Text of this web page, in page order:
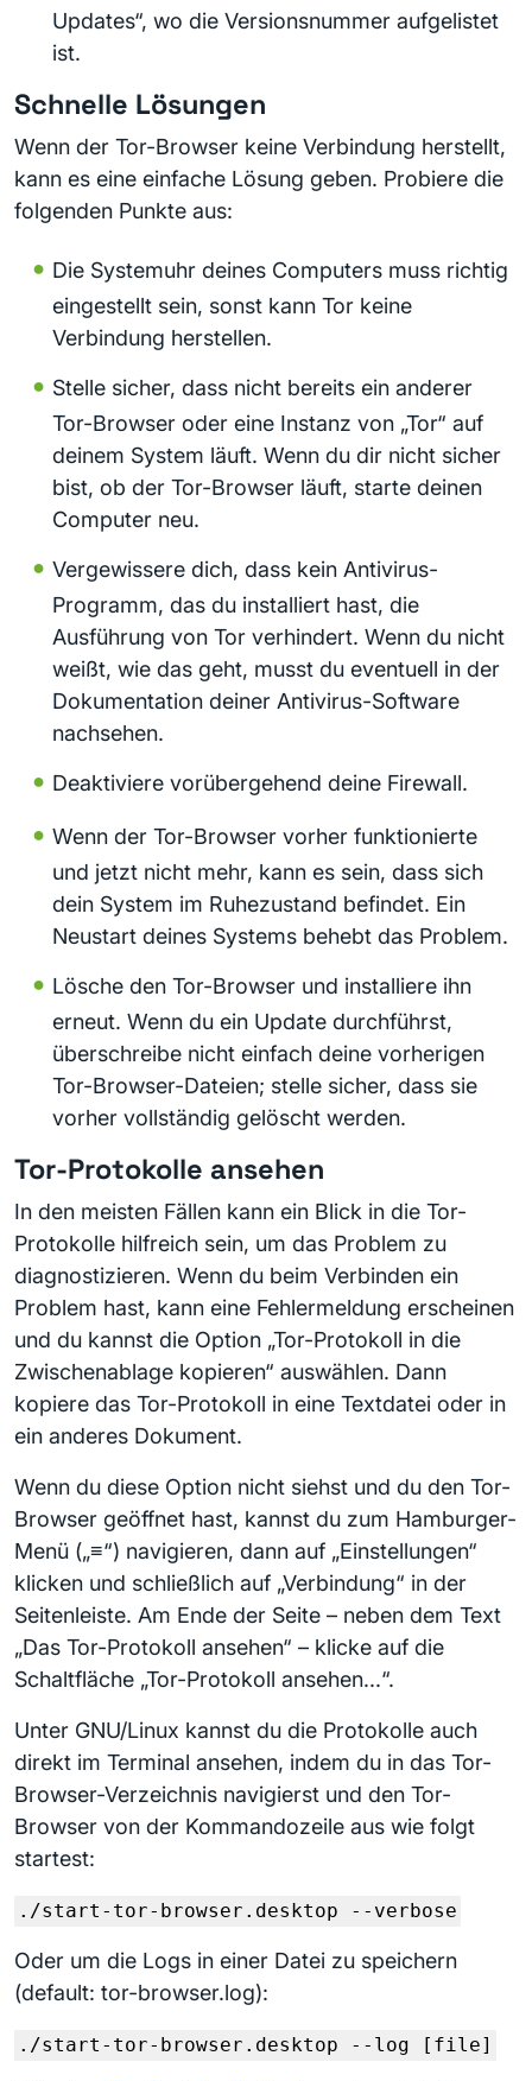
Updates“, wo die Versionsnummer aufgelistet
ist.
Schnelle Lösungen
Wenn der Tor-Browser keine Verbindung herstellt,
kann es eine einfache Lösung geben. Probiere die
folgenden Punkte aus:
Die Systemuhr deines Computers muss richtig
eingestellt sein, sonst kann Tor keine
Verbindung herstellen.
Stelle sicher, dass nicht bereits ein anderer
Tor-Browser oder eine Instanz von „Tor“ auf
deinem System läuft. Wenn du dir nicht sicher
bist, ob der Tor-Browser läuft, starte deinen
Computer neu.
Vergewissere dich, dass kein Antivirus-
Programm, das du installiert hast, die
Ausführung von Tor verhindert. Wenn du nicht
weißt, wie das geht, musst du eventuell in der
Dokumentation deiner Antivirus-Software
nachsehen.
Deaktiviere vorübergehend deine Firewall.
Wenn der Tor-Browser vorher funktionierte
und jetzt nicht mehr, kann es sein, dass sich
dein System im Ruhezustand befindet. Ein
Neustart deines Systems behebt das Problem.
Lösche den Tor-Browser und installiere ihn
erneut. Wenn du ein Update durchführst,
überschreibe nicht einfach deine vorherigen
Tor-Browser-Dateien; stelle sicher, dass sie
vorher vollständig gelöscht werden.
Tor-Protokolle ansehen
In den meisten Fällen kann ein Blick in die Tor-
Protokolle hilfreich sein, um das Problem zu
diagnostizieren. Wenn du beim Verbinden ein
Problem hast, kann eine Fehlermeldung erscheinen
und du kannst die Option „Tor-Protokoll in die
Zwischenablage kopieren“ auswählen. Dann
kopiere das Tor-Protokoll in eine Textdatei oder in
ein anderes Dokument.
Wenn du diese Option nicht siehst und du den Tor-
Browser geöffnet hast, kannst du zum Hamburger-
Menü („≡“) navigieren, dann auf „Einstellungen“
klicken und schließlich auf „Verbindung“ in der
Seitenleiste. Am Ende der Seite – neben dem Text
„Das Tor-Protokoll ansehen“ – klicke auf die
Schaltfläche „Tor-Protokoll ansehen...“.
Unter GNU/Linux kannst du die Protokolle auch
direkt im Terminal ansehen, indem du in das Tor-
Browser-Verzeichnis navigierst und den Tor-
Browser von der Kommandozeile aus wie folgt
startest:
./start-tor-browser.desktop --verbose
Oder um die Logs in einer Datei zu speichern
(default: tor-browser.log):
./start-tor-browser.desktop --log [file]